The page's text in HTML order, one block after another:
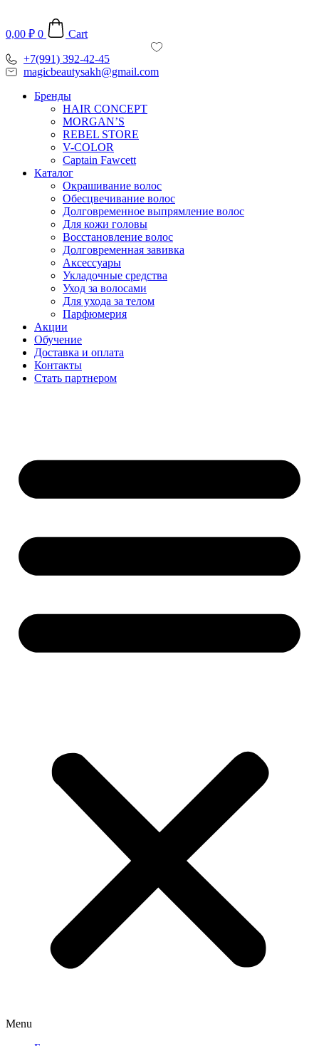
содержимому
0,00 ₽ 0 Cart
+7(991) 392-42-45
magicbeautysakh@gmail.com
Бренды
HAIR CONCEPT
MORGAN’S
REBEL STORE
V-COLOR
Captain Fawcett
Каталог
Окрашивание волос
Обесцвечивание волос
Долговременное выпрямление волос
Для кожи головы
Восстановление волос
Долговременная завивка
Аксессуары
Укладочные средства
Уход за волосами
Для ухода за телом
Парфюмерия
Акции
Обучение
Доставка и оплата
Контакты
Стать партнером
Menu